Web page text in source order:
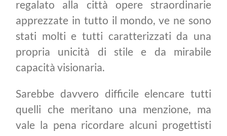
regalato alla città opere straordinarie
apprezzate in tutto il mondo, ve ne sono
stati molti e tutti caratterizzati da una
propria unicità di stile e da mirabile
capacità visionaria.
Sarebbe davvero difficile elencare tutti
quelli che meritano una menzione, ma
vale la pena ricordare alcuni progettisti